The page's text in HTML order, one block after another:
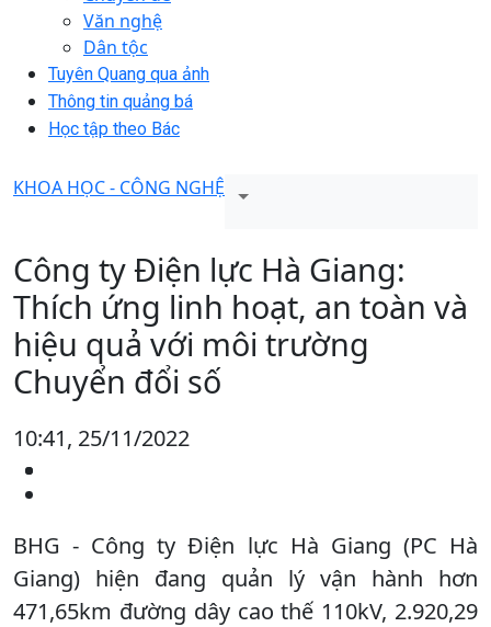
Văn nghệ
Dân tộc
Tuyên Quang qua ảnh
Thông tin quảng bá
Học tập theo Bác
KHOA HỌC - CÔNG NGHỆ
Công ty Điện lực Hà Giang:
Thích ứng linh hoạt, an toàn và
hiệu quả với môi trường
Chuyển đổi số
10:41, 25/11/2022
BHG - Công ty Điện lực Hà Giang (PC Hà
Giang) hiện đang quản lý vận hành hơn
471,65km đường dây cao thế 110kV, 2.920,29